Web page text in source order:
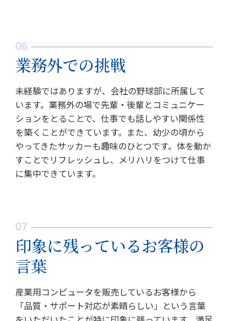
業務外での挑戦
未経験ではありますが、会社の野球部に所属して
います。業務外の場で先輩・後輩とコミュニケー
ションをとることで、仕事でも話しやすい関係性
を築くことができています。また、幼少の頃から
やってきたサッカーも趣味のひとつです。体を動か
すことでリフレッシュし、メリハリをつけて仕事
に集中できています。
印象に残っているお客様の
言葉
産業用コンピュータを販売しているお客様から
「品質・サポート対応が素晴らしい」という言葉